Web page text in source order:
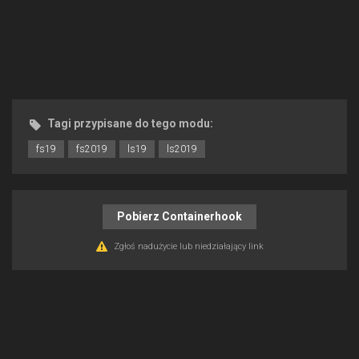
Tagi przypisane do tego modu:
fs19 fs2019 ls19 ls2019
Pobierz Containerhook
Zgłoś nadużycie lub niedziałający link